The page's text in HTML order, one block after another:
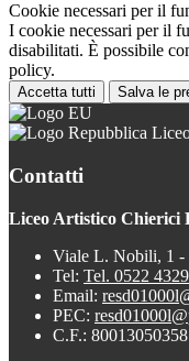
Cookie necessari per il
I cookie necessari per il
disabilitati. È possibile
policy.
Accetta tutti Salva le
Contatti
Liceo Artistico Chierici
Viale L. Nobili, 1 -
Tel: Tel. 0522
Email:
PEC:
C.F.: 80013050358